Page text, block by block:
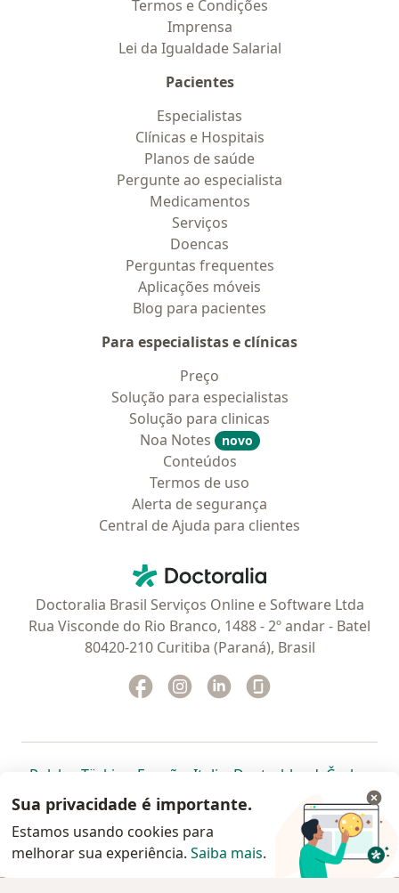
Termos e Condições
Imprensa
Lei da Igualdade Salarial
Pacientes
Especialistas
Clínicas e Hospitais
Planos de saúde
Pergunte ao especialista
Medicamentos
Serviços
Doencas
Perguntas frequentes
Aplicações móveis
Blog para pacientes
Para especialistas e clínicas
Preço
Solução para especialistas
Solução para clinicas
Noa Notes
novo
Conteúdos
Termos de uso
Alerta de segurança
Central de Ajuda para clientes
Doctoralia - Homepage
Doctoralia Brasil Serviços Online e Software Ltda
Rua Visconde do Rio Branco, 1488 - 2º andar - Batel
80420-210 Curitiba (Paraná), Brasil
Facebook
abre num novo separador
Instagram
abre num novo separador
Linkedin
abre num novo
Polska abre num novo separador
Türkiye abre num novo separador
España abre num novo separador
Italia abre num novo
Deutschlandabre num
Česko
Portugal abre num novo separador
, México abre num novo separador
, abre num novo separador
Brasil abre num novoabre num
abre
Colombia abre num novo
www.doctoralia.com.br © 2026 - Agende agora sua
Sua privacidade é importante.
Estamos usando cookies para
melhorar sua experiência. Saiba mais.